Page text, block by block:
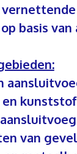
basis van
van